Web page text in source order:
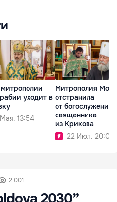
митрополии
уходит в
13:54
Митрополия
отстранила
от богослужений
священника
из Крикова
22 Июл. 20:07
2 001